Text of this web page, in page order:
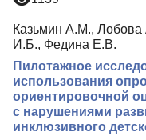
Казьмин А.М.,
И.Б., Федина Е.В.
Пилотажное
использования
ориентировочной
с нарушениями
инклюзивного